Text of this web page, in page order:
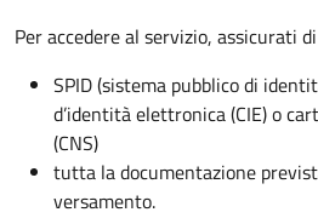
Per accedere al servizio, assicurati
SPID (sistema pubblico di
d’identità elettronica (CIE) o
(CNS)
tutta la documentazione
versamento.